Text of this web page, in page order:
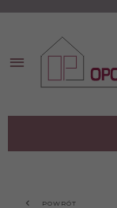
POWRÓT